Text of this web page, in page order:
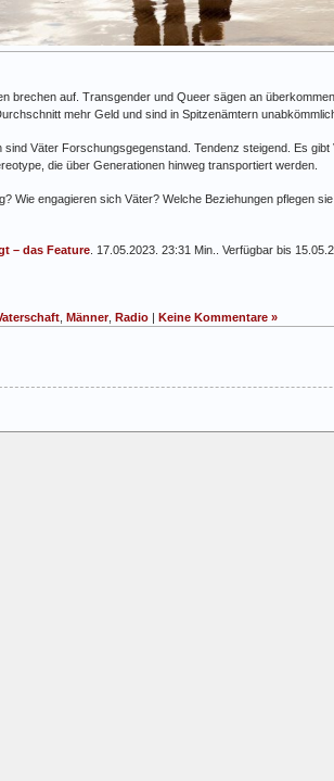
brechen auf. Transgender und Queer sägen an
mehr Geld und sind in Spitzenämtern
sind Väter Forschungsgegenstand. Tendenz steigend. Es
die über Generationen hinweg transportiert werden.
Wie engagieren sich Väter? Welche Beziehungen pflegen
– das Feature . 17.05.2023. 23:31 Min.. Verfügbar bis
Männer, Radio | Keine Kommentare »